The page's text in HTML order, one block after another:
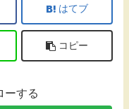
はてブ
コピー
ーする